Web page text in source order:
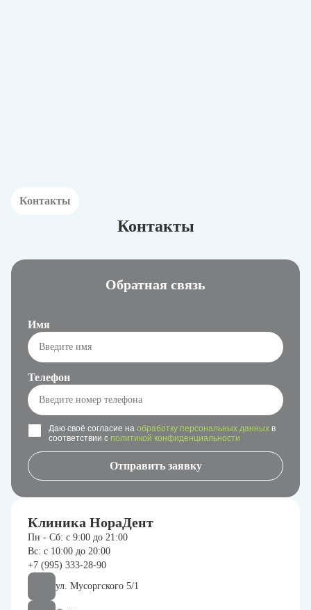
Контакты
Контакты
Обратная связь
Имя
Телефон
Даю своё согласие на обработку персональных данных в
соответствии с политикой конфиденциальности
Клиника НораДент
Пн - Сб: с 9:00 до 21:00
Вс: с 10:00 до 20:00
+7 (995) 333-28-90
ул. Мусоргского 5/1